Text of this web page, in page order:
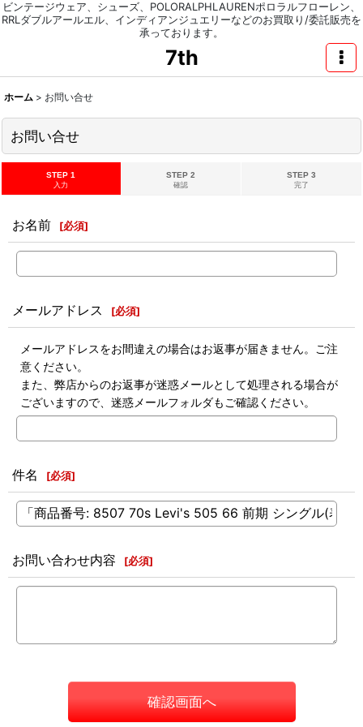
ビンテージウェア、シューズ、POLORALPHLAURENポロラルフローレン、
RRLダブルアールエル、インディアンジュエリーなどのお買取り/委託販売を
承っております。
7th
ホーム > お問い合せ
お問い合せ
STEP 1
入力
STEP 2
確認
STEP 3
完了
お名前 [必須]
メールアドレス [必須]
メールアドレスをお間違えの場合はお返事が届きません。ご注
意ください。
また、弊店からのお返事が迷惑メールとして処理される場合が
ございますので、迷惑メールフォルダもご確認ください。
件名 [必須]
お問い合わせ内容 [必須]
確認画面へ